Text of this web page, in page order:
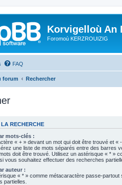
Korvigelloù An
Foromoù KERZROUIZIG
FAQ
forum Rechercher
RECHERCHE
mots-clés :
« + » devant un mot qui doit être trouvé et «
une liste de mots séparés entre des barres
doit être trouvé. Utilisez un astérisque « * »
vous souhaitez effectuer des recherches
auteur :
« * » comme métacaractère passe-
partielles.